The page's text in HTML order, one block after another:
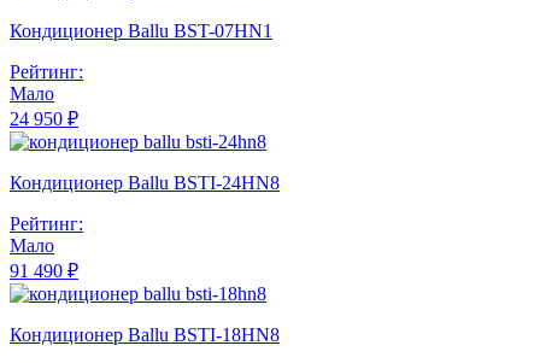
Кондиционер Ballu BST-07HN1
Рейтинг:
Мало
24 950 ₽
Кондиционер Ballu BSTI-24HN8
Рейтинг:
Мало
91 490 ₽
Кондиционер Ballu BSTI-18HN8